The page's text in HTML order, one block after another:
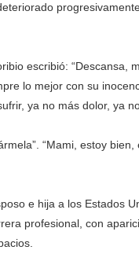
escribió: “Descansa,
lo mejor con su
ya no más dolor, ya
“Mami, estoy
e hija a los Estados
profesional, con